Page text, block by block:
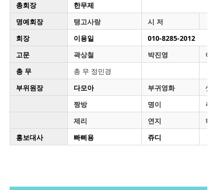
총회장
한무제
명예회장
탱고사랑 시 저
회장
이용일
010-8285-2012
고문
곽상철 박진영
이
총 무
총 무 정민경
부위원장
다모아 부귀영화
샛
짱방
명이
추
제리
연지
하
홍보대사
빠삐용 쥬디